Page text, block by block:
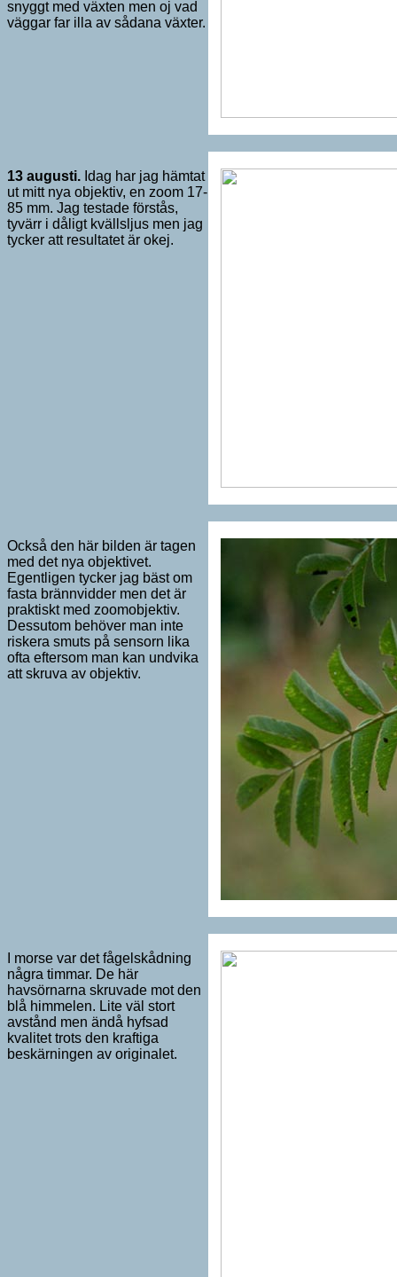
snyggt med växten men oj vad
väggar far illa av sådana växter.
13 augusti. Idag har jag hämtat
ut mitt nya objektiv, en zoom 17-
85 mm. Jag testade förstås,
tyvärr i dåligt kvällsljus men jag
tycker att resultatet är okej.
Också den här bilden är tagen
med det nya objektivet.
Egentligen tycker jag bäst om
fasta brännvidder men det är
praktiskt med zoomobjektiv.
Dessutom behöver man inte
riskera smuts på sensorn lika
ofta eftersom man kan undvika
att skruva av objektiv.
I morse var det fågelskådning
några timmar. De här
havsörnarna skruvade mot den
blå himmelen. Lite väl stort
avstånd men ändå hyfsad
kvalitet trots den kraftiga
beskärningen av originalet.